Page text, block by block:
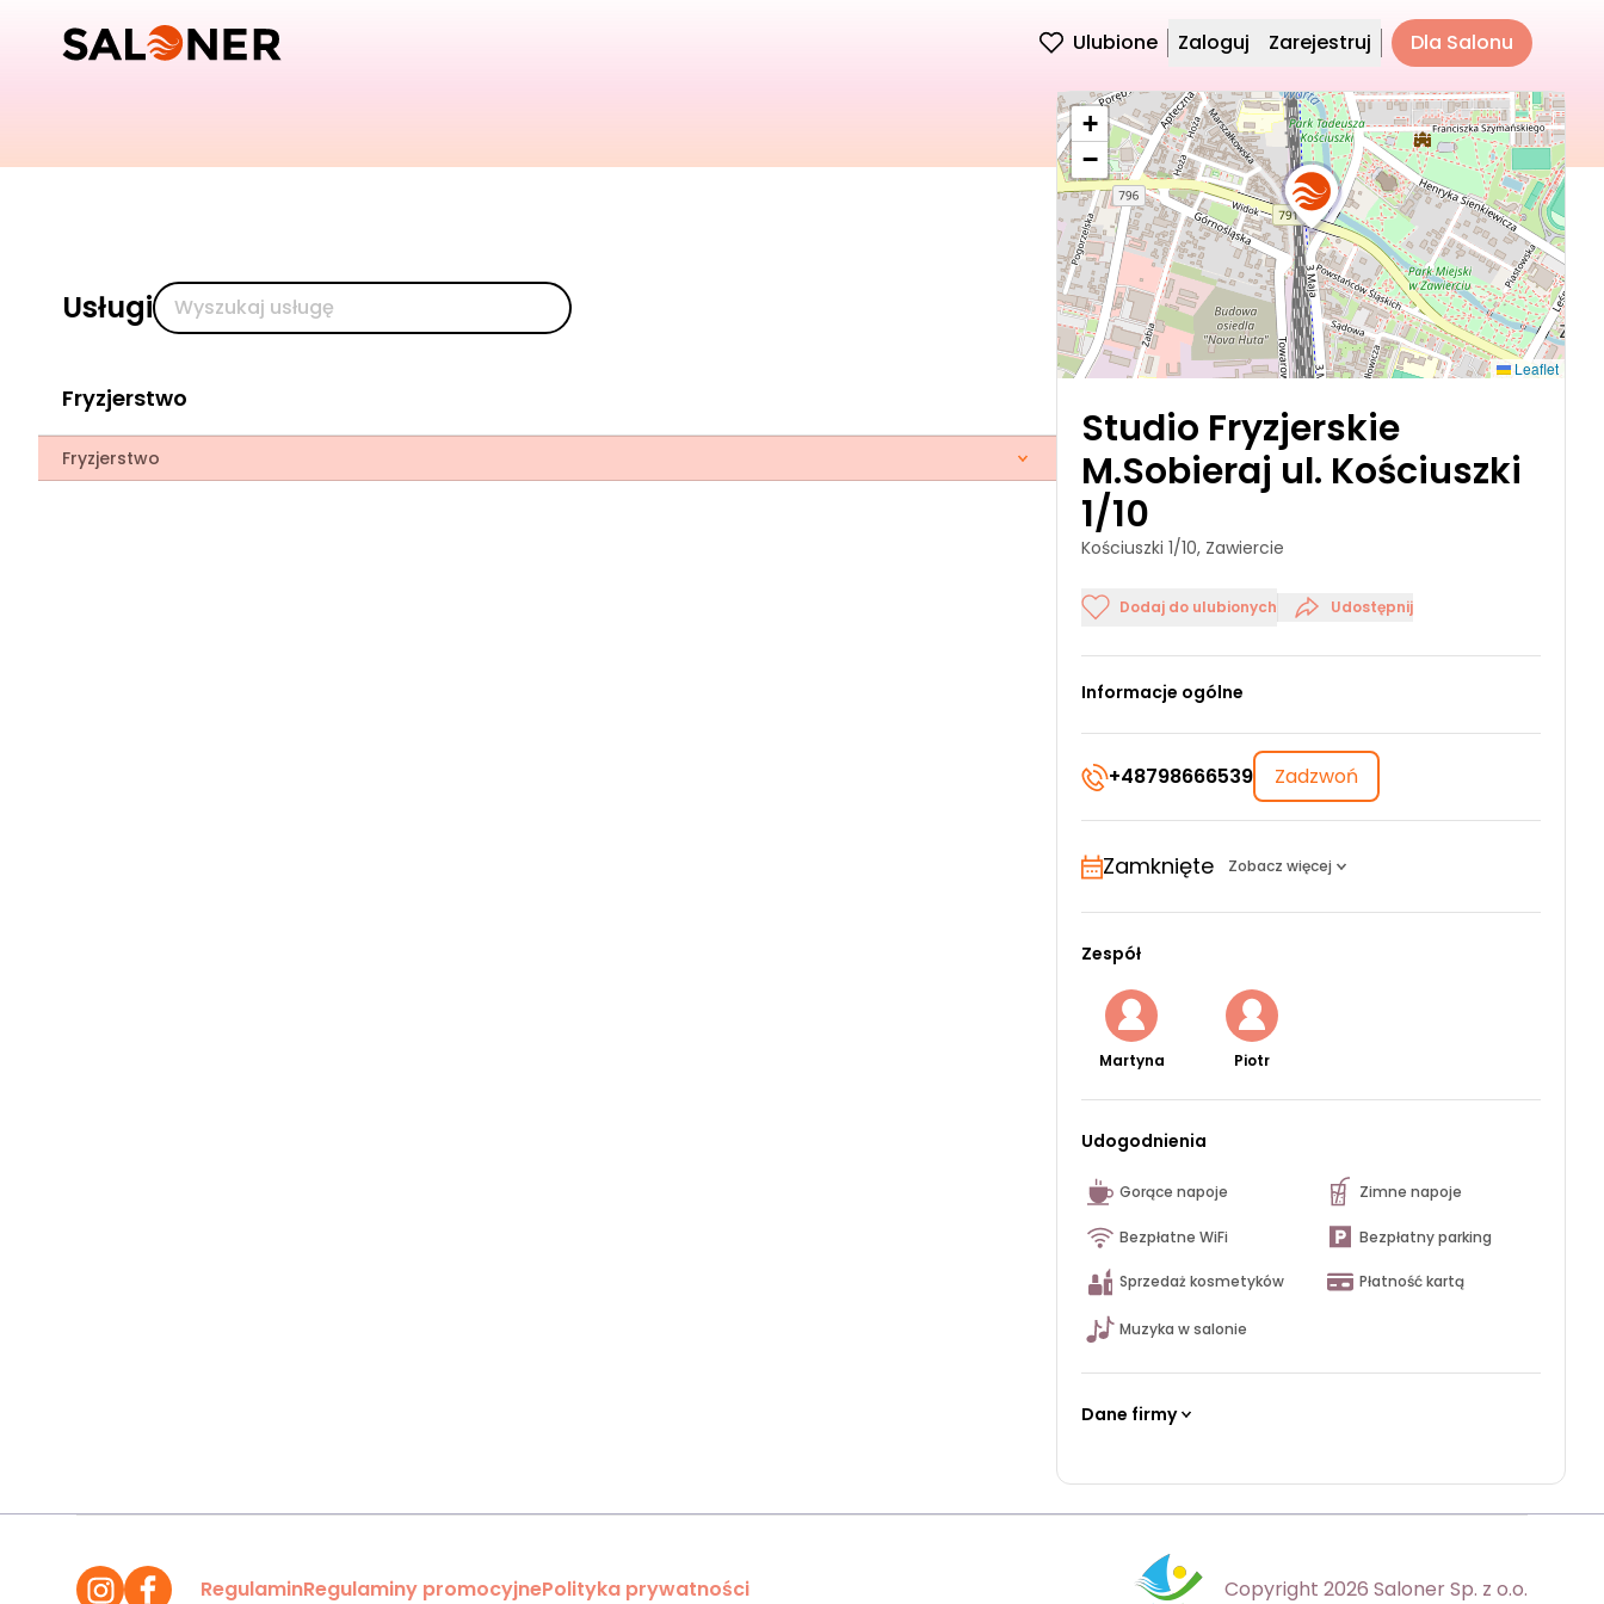
Ulubione Zaloguj Zarejestruj Dla Salonu
Usługi
Fryzjerstwo
Fryzjerstwo
+
−
Leaflet
Studio Fryzjerskie
M.Sobieraj ul. Kościuszki
1/10
Kościuszki 1/10, Zawiercie
Dodaj do ulubionych Udostępnij
Informacje ogólne
+48798666539 Zadzwoń
Zamknięte Zobacz więcej
Zespół
Martyna Piotr
Udogodnienia
Gorące napoje Zimne napoje
Bezpłatne WiFi Bezpłatny parking
Sprzedaż kosmetyków Płatność kartą
Muzyka w salonie
Dane firmy
RegulaminRegulaminy promocyjnePolityka prywatności Copyright 2026 Saloner Sp. z o.o.